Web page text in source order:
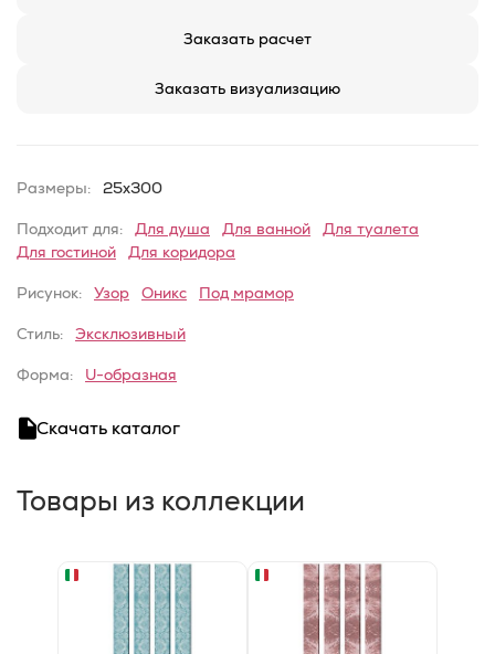
Заказать расчет
Заказать визуализацию
Размеры: 25x300
Подходит для: Для душа Для ванной
Для туалета
Для гостиной
Для коридора
Рисунок: Узор Оникс Под мрамор
Стиль: Эксклюзивный
Форма: U-образная
Скачать каталог
Товары из коллекции